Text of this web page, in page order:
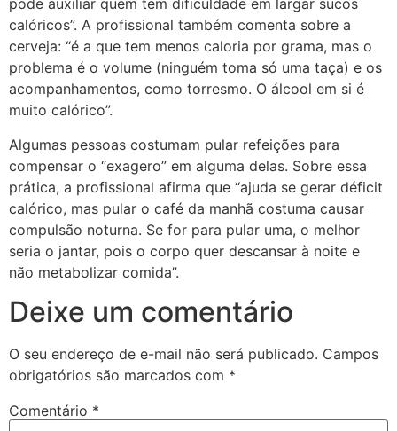
pode auxiliar quem tem dificuldade em largar sucos
calóricos”. A profissional também comenta sobre a
cerveja: “é a que tem menos caloria por grama, mas o
problema é o volume (ninguém toma só uma taça) e os
acompanhamentos, como torresmo. O álcool em si é
muito calórico”.
Algumas pessoas costumam pular refeições para
compensar o “exagero” em alguma delas. Sobre essa
prática, a profissional afirma que “ajuda se gerar déficit
calórico, mas pular o café da manhã costuma causar
compulsão noturna. Se for para pular uma, o melhor
seria o jantar, pois o corpo quer descansar à noite e
não metabolizar comida”.
Deixe um comentário
O seu endereço de e-mail não será publicado. Campos
obrigatórios são marcados com *
Comentário *